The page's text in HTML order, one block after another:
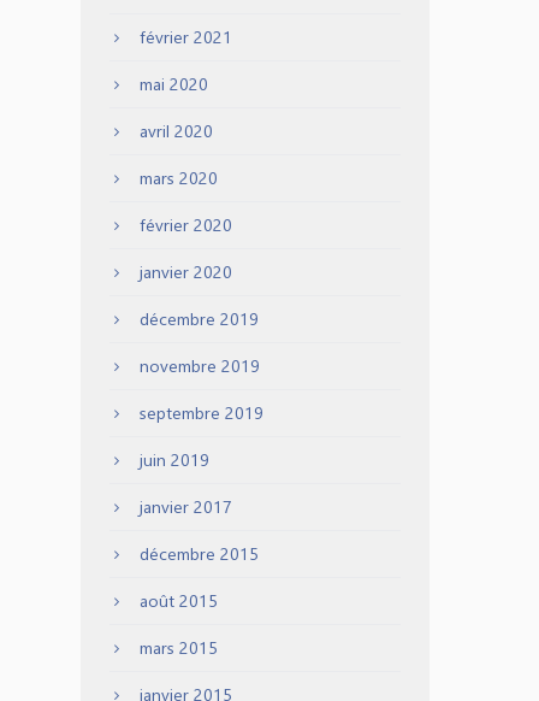
février 2021
mai 2020
avril 2020
mars 2020
février 2020
janvier 2020
décembre 2019
novembre 2019
septembre 2019
juin 2019
janvier 2017
décembre 2015
août 2015
mars 2015
janvier 2015